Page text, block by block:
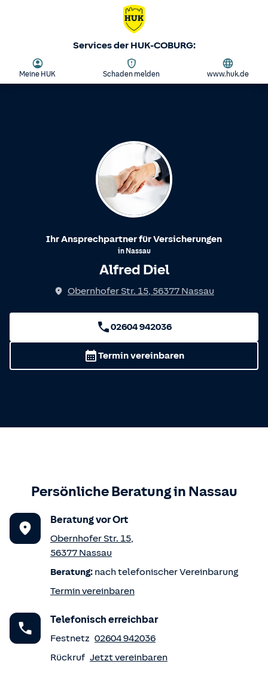
Services der HUK-COBURG:
Meine HUK Schaden melden www.huk.de
Ihr Ansprechpartner für Versicherungen
in Nassau
Alfred Diel
Obernhofer Str. 15, 56377 Nassau
02604 942036
Termin vereinbaren
Persönliche Beratung in Nassau
Beratung vor Ort
Obernhofer Str. 15,
56377 Nassau
Beratung: nach telefonischer Vereinbarung
Termin vereinbaren
Telefonisch erreichbar
Festnetz 02604 942036
Rückruf Jetzt vereinbaren